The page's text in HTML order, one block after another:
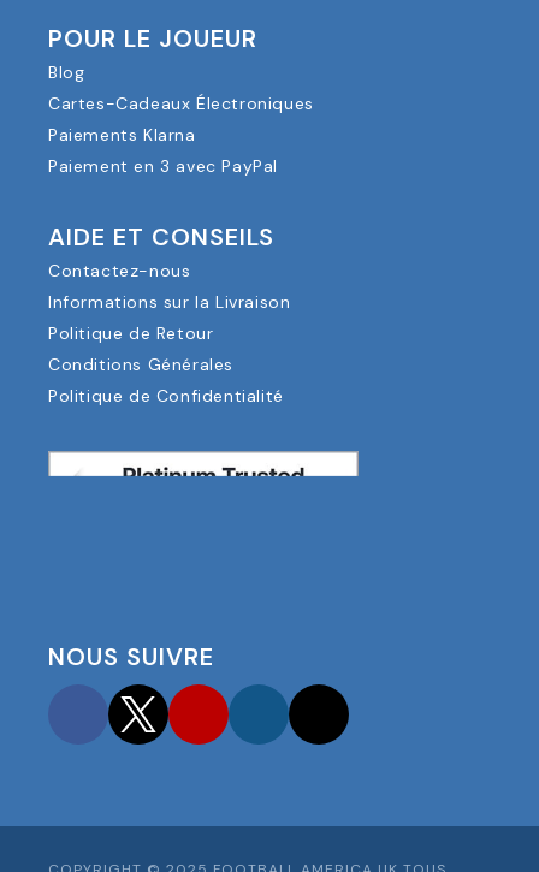
POUR LE JOUEUR
Blog
Cartes-Cadeaux Électroniques
Paiements Klarna
Paiement en 3 avec PayPal
AIDE ET CONSEILS
Contactez-nous
Informations sur la Livraison
Politique de Retour
Conditions Générales
Politique de Confidentialité
NOUS SUIVRE
FacebookTwitterYouTubeInstagram